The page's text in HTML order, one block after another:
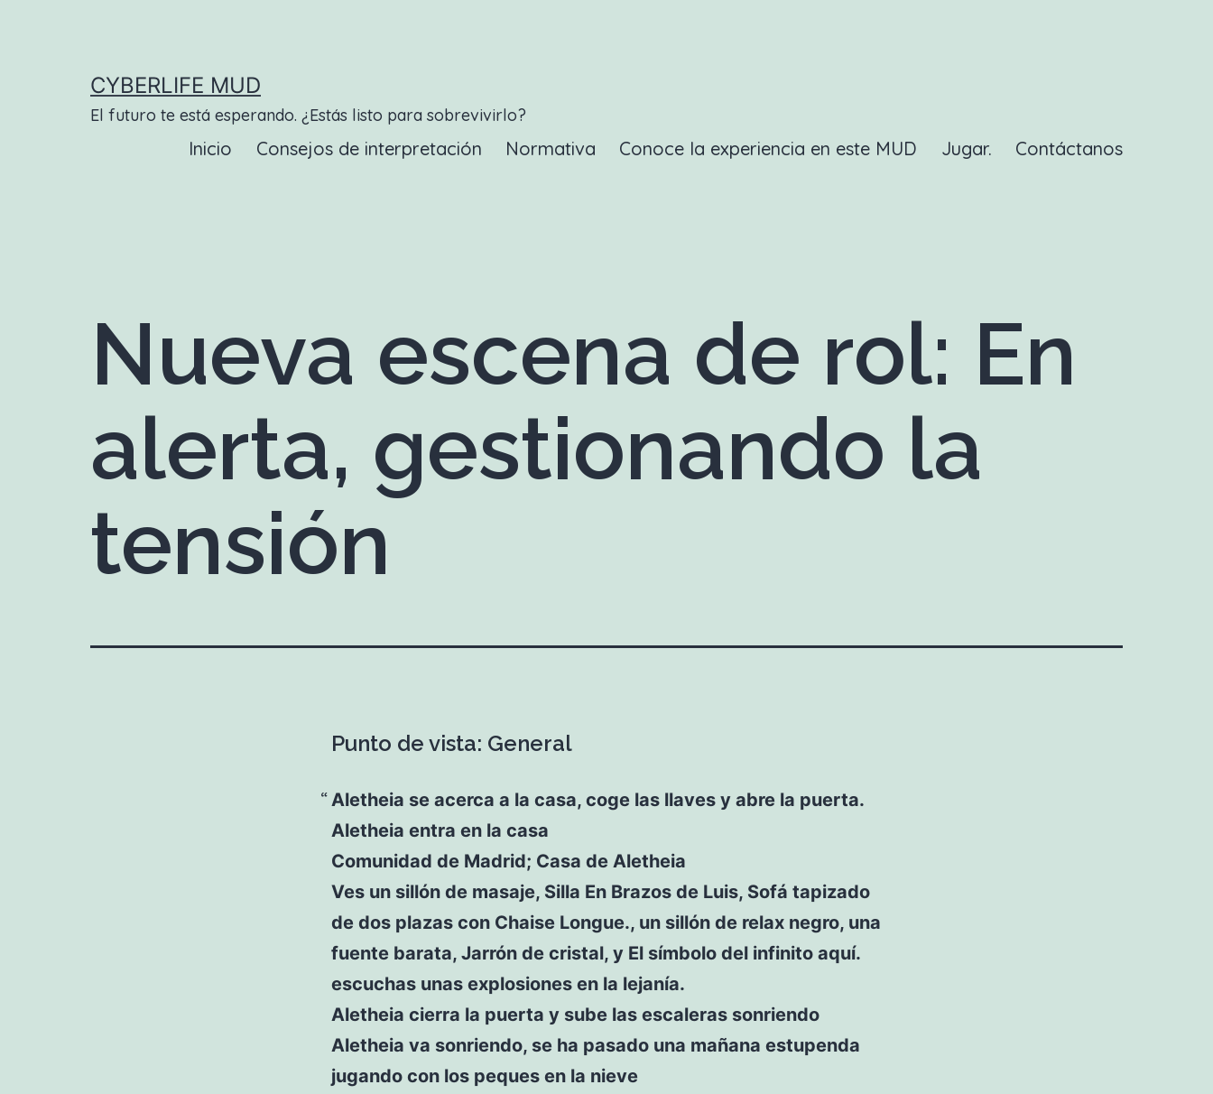
CYBERLIFE MUD
El futuro te está esperando. ¿Estás listo para sobrevivirlo?
Inicio Consejos de interpretación Normativa Conoce la experiencia en este MUD Jugar. Contáctanos
Nueva escena de rol: En
alerta, gestionando la
tensión
Punto de vista: General
Aletheia se acerca a la casa, coge las llaves y abre la puerta.
Aletheia entra en la casa
Comunidad de Madrid; Casa de Aletheia
Ves un sillón de masaje, Silla En Brazos de Luis, Sofá tapizado
de dos plazas con Chaise Longue., un sillón de relax negro, una
fuente barata, Jarrón de cristal, y El símbolo del infinito aquí.
escuchas unas explosiones en la lejanía.
Aletheia cierra la puerta y sube las escaleras sonriendo
Aletheia va sonriendo, se ha pasado una mañana estupenda
jugando con los peques en la nieve